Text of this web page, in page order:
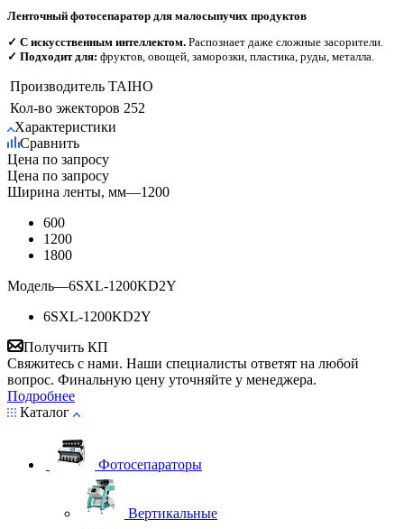
Ленточный фотосепаратор для малосыпучих продуктов
✓ С искусственным интеллектом. Распознает даже сложные засорители.
✓ Подходит для: фруктов, овощей, заморозки, пластика, руды, металла.
Производитель TAIHO
Кол-во эжекторов 252
Характеристики
Сравнить
Цена по запросу
Цена по запросу
Ширина ленты, мм—1200
600
1200
1800
Модель—6SXL-1200KD2Y
6SXL-1200KD2Y
Получить КП
Свяжитесь с нами. Наши специалисты ответят на любой
вопрос. Финальную цену уточняйте у менеджера.
Подробнее
Каталог
Фотосепараторы
Вертикальные